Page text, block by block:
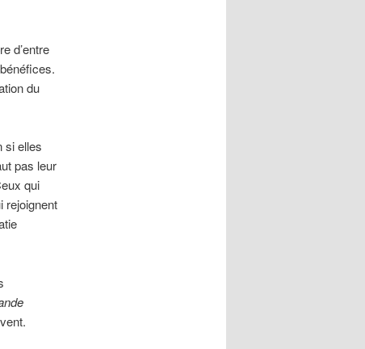
d’entre
du
si elles
pas leur
qui
rejoignent